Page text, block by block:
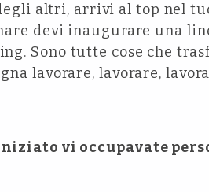
altri, arrivi al top nel
devi inaugurare una
Sono tutte cose che
lavorare, lavorare,
vi occupavate